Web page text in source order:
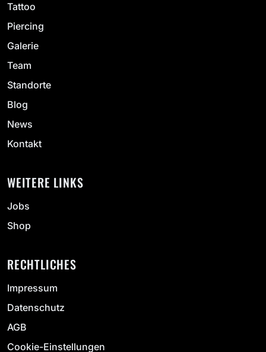
Tattoo
Piercing
Galerie
Team
Standorte
Blog
News
Kontakt
WEITERE LINKS
Jobs
Shop
RECHTLICHES
Impressum
Datenschutz
AGB
Cookie-Einstellungen